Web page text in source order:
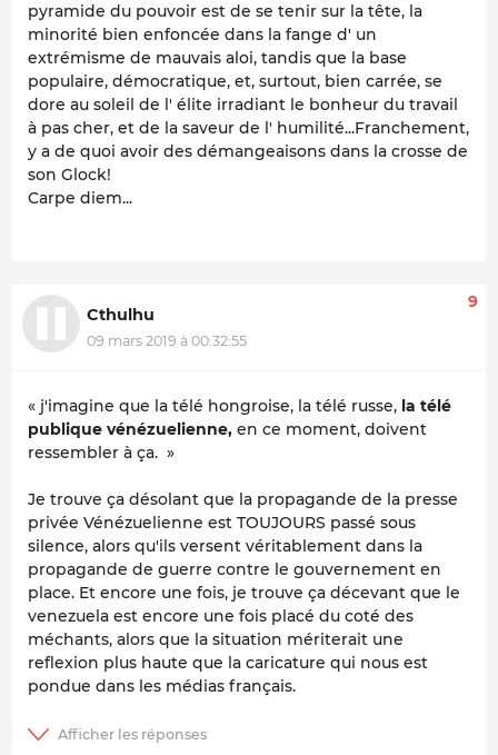
pyramide du pouvoir est de se tenir sur la tête, la
minorité bien enfoncée dans la fange d' un
extrémisme de mauvais aloi, tandis que la base
populaire, démocratique, et, surtout, bien carrée, se
dore au soleil de l' élite irradiant le bonheur du travail
à pas cher, et de la saveur de l' humilité...Franchement,
y a de quoi avoir des démangeaisons dans la crosse de
son Glock!
Carpe diem...
Cthulhu
09 mars 2019 à 00:32:55
9
« j'imagine que la télé hongroise, la télé russe, la télé
publique vénézuelienne, en ce moment, doivent
ressembler à ça. »
Je trouve ça désolant que la propagande de la presse
privée Vénézuelienne est TOUJOURS passé sous
silence, alors qu'ils versent véritablement dans la
propagande de guerre contre le gouvernement en
place. Et encore une fois, je trouve ça décevant que le
venezuela est encore une fois placé du coté des
méchants, alors que la situation mériterait une
reflexion plus haute que la caricature qui nous est
pondue dans les médias français.